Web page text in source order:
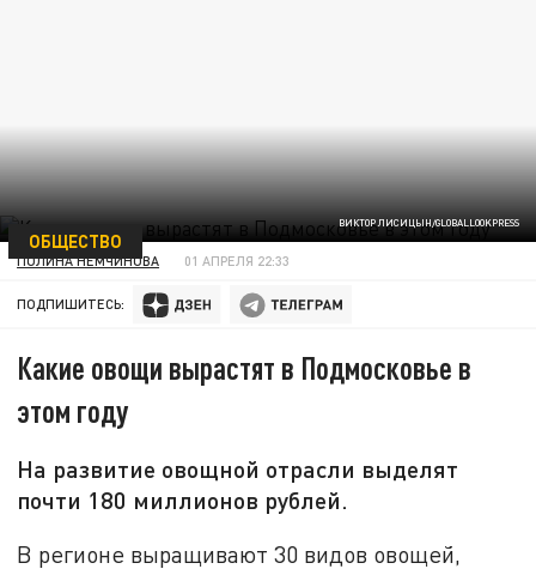
ВИКТОР ЛИСИЦЫН/GLOBALLOOKPRESS
ОБЩЕСТВО
ПОЛИНА НЕМЧИНОВА 01 АПРЕЛЯ 22:33
ПОДПИШИТЕСЬ:
Какие овощи вырастят в Подмосковье в
этом году
На развитие овощной отрасли выделят
почти 180 миллионов рублей.
В регионе выращивают 30 видов овощей,